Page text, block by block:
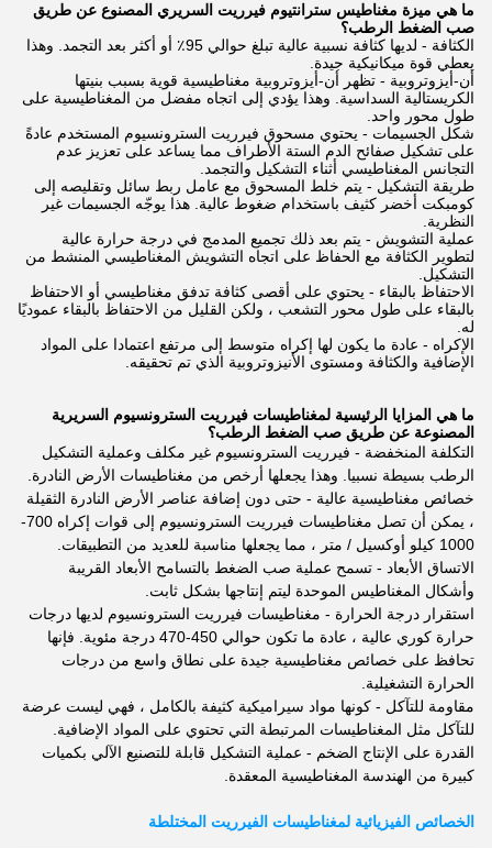
ما هي ميزة مغناطيس سترانتيوم فيرريت السريري المصنوع عن طريق
صب الضغط الرطب؟
الكثافة - لديها كثافة نسبية عالية تبلغ حوالي 95٪ أو أكثر بعد التجمد. وهذا
يعطي قوة ميكانيكية جيدة.
أن-أيزوتروبية - تظهر أن-أيزوتروبية مغناطيسية قوية بسبب بنيتها
الكريستالية السداسية. وهذا يؤدي إلى اتجاه مفضل من المغناطيسية على
طول محور واحد.
شكل الجسيمات - يحتوي مسحوق فيرريت السترونسيوم المستخدم عادةً
على تشكيل صفائح الدم الستة الأطراف مما يساعد على تعزيز عدم
التجانس المغناطيسي أثناء التشكيل والتجمد.
طريقة التشكيل - يتم خلط المسحوق مع عامل ربط سائل وتقليصه إلى
كومبكت أخضر كثيف باستخدام ضغوط عالية. هذا يوجّه الجسيمات غير
النظرية.
عملية التشويش - يتم بعد ذلك تجميع المدمج في درجة حرارة عالية
لتطوير الكثافة مع الحفاظ على اتجاه التشويش المغناطيسي المنشط من
التشكيل.
الاحتفاظ بالبقاء - يحتوي على أقصى كثافة تدفق مغناطيسي أو الاحتفاظ
بالبقاء على طول محور التشعب ، ولكن القليل من الاحتفاظ بالبقاء عموديًا
له.
الإكراه - عادة ما يكون لها إكراه متوسط إلى مرتفع اعتمادا على المواد
الإضافية والكثافة ومستوى الأنيزوتروبية الذي تم تحقيقه.
ما هي المزايا الرئيسية لمغناطيسات فيرريت السترونسيوم السريرية
المصنوعة عن طريق صب الضغط الرطب؟
التكلفة المنخفضة - فيرريت السترونسيوم غير مكلف وعملية التشكيل
الرطب بسيطة نسبيا. وهذا يجعلها أرخص من مغناطيسات الأرض النادرة.
خصائص مغناطيسية عالية - حتى دون إضافة عناصر الأرض النادرة الثقيلة
، يمكن أن تصل مغناطيسات فيرريت السترونسيوم إلى قوات إكراه 700-
1000 كيلو أوكسيل / متر ، مما يجعلها مناسبة للعديد من التطبيقات.
الاتساق الأبعاد - تسمح عملية صب الضغط بالتسامح الأبعاد القريبة
وأشكال المغناطيس الموحدة ليتم إنتاجها بشكل ثابت.
استقرار درجة الحرارة - مغناطيسات فيرريت السترونسيوم لديها درجات
حرارة كوري عالية ، عادة ما تكون حوالي 450-470 درجة مئوية. فإنها
تحافظ على خصائص مغناطيسية جيدة على نطاق واسع من درجات
الحرارة التشغيلية.
مقاومة للتآكل - كونها مواد سيراميكية كثيفة بالكامل ، فهي ليست عرضة
للتآكل مثل المغناطيسات المرتبطة التي تحتوي على المواد الإضافية.
القدرة على الإنتاج الضخم - عملية التشكيل قابلة للتصنيع الآلي بكميات
كبيرة من الهندسة المغناطيسية المعقدة.
الخصائص الفيزيائية لمغناطيسات الفيرريت المختلطة